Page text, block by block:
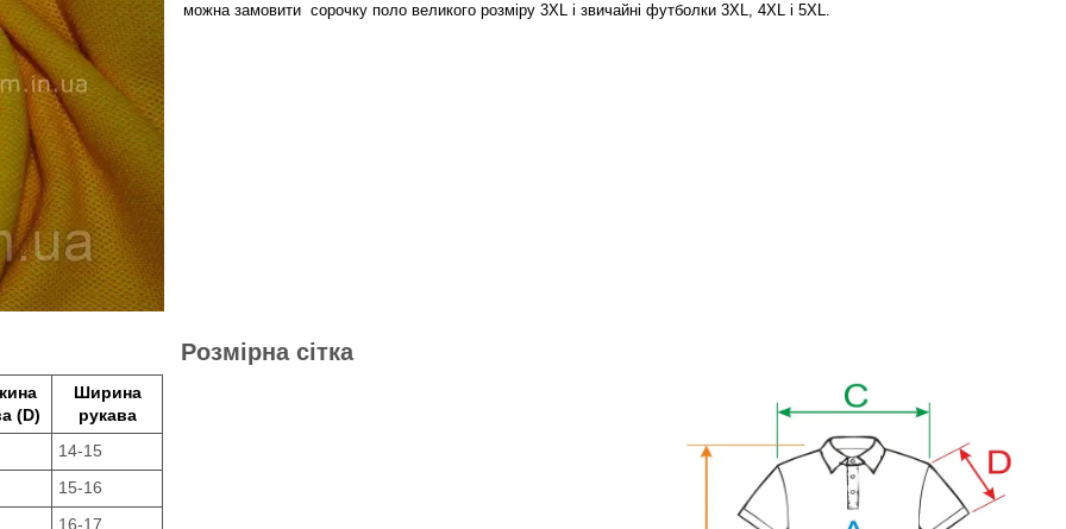
можна замовити сорочку поло великого розміру 3XL і звичайні футболки 3XL, 4XL і 5XL.
Розмірна сітка
(D)
Ширина
рукава
14-15
15-16
16-17